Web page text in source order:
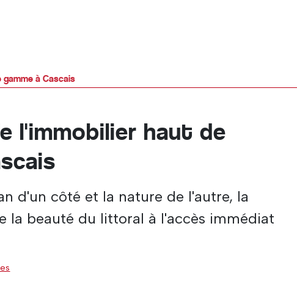
gamme à Cascais
l'immobilier haut de
d'un côté et la nature de l'autre, la
la beauté du littoral à l'accès immédiat